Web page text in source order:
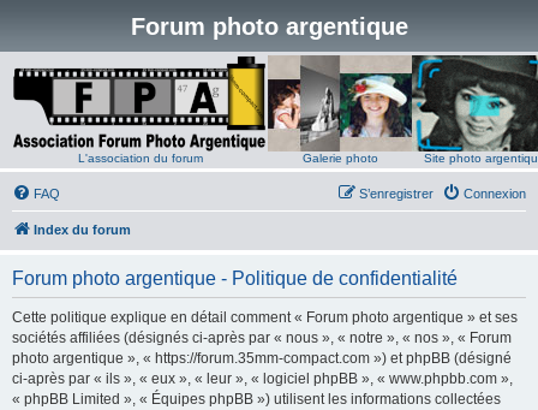
Forum photo argentique
L'association du forum Galerie photo Site photo
FAQ Connexion
S’enregistrer
Index du forum
Forum photo argentique - Politique de confidentialité
Cette politique explique en détail comment « Forum photo argentique » et ses
sociétés affiliées (désignés ci-après par « nous », « notre », « nos », « Forum
photo argentique », « https://forum.35mm-compact.com ») et phpBB (désigné
ci-après par « ils », « eux », « leur », « logiciel phpBB », « www.phpbb.com »,
« phpBB Limited », « Équipes phpBB ») utilisent les informations collectées